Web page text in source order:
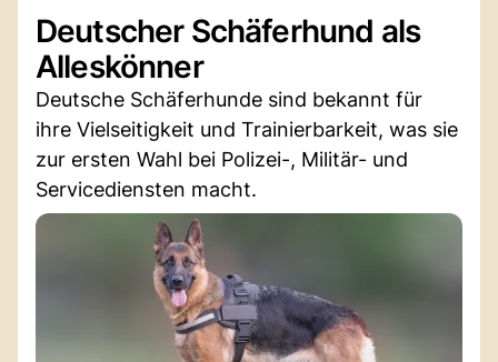
Deutscher Schäferhund als
Alleskönner
Deutsche Schäferhunde sind bekannt für
ihre Vielseitigkeit und Trainierbarkeit, was sie
zur ersten Wahl bei Polizei-, Militär- und
Servicediensten macht.